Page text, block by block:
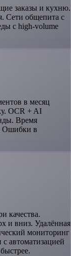
заказы и кухню.
Сети общепита с
с high-volume
в месяц
OCR + AI
Время
Ошибки в
качества.
и вниз. Удалённая
мониторинг
автоматизацией